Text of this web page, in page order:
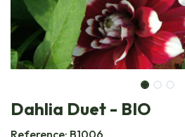
Dahlia Duet - BIO
Reference: B1006